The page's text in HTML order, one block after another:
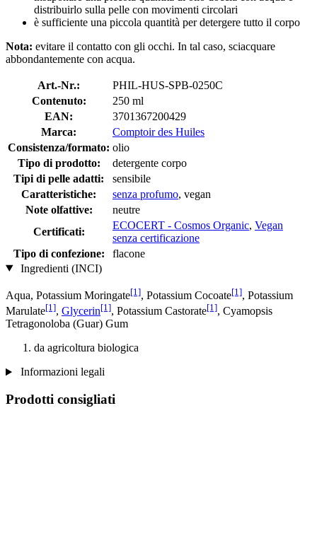
distribuirlo sulla pelle con movimenti circolari
è sufficiente una piccola quantità per detergere tutto il corpo
Nota: evitare il contatto con gli occhi. In tal caso, sciacquare
abbondantemente con acqua.
Art.-Nr.:
PHIL-HUS-SPB-0250C
Contenuto:
250 ml
EAN:
3701367200429
Marca:
Comptoir des Huiles
Consistenza/formato: olio
Tipo di prodotto:
detergente corpo
Tipi di pelle adatti:
sensibile
Caratteristiche:
senza profumo, vegan
Note olfattive:
neutre
Certificati:
ECOCERT - Cosmos Organic, Vegan
senza certificazione
Tipo di confezione:
flacone
Ingredienti (INCI)
Aqua, Potassium Moringate[1], Potassium Cocoate[1], Potassium
Marulate[1], Glycerin[1], Potassium Castorate[1], Cyamopsis
Tetragonoloba (Guar) Gum
da agricoltura biologica
Informazioni legali
Prodotti consigliati